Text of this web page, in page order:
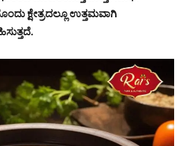
ಕ್ಷೇತ್ರದಲ್ಲೂ ಉತ್ತಮವಾಗಿ